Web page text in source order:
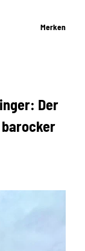
Merken
Der